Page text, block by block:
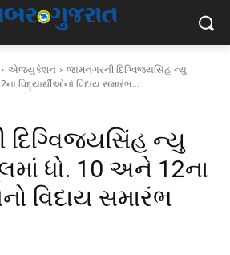
એજ્યુકેશન
જામનગરની દિગ્વિજયસિંહ ન્યુ
વિદ્યાર્થીઓનો વિદાય સમારંભ...
દિગ્વિજયસિંહ ન્યુ
ધો. 10 અને 12ના
વિદાય સમારંભ